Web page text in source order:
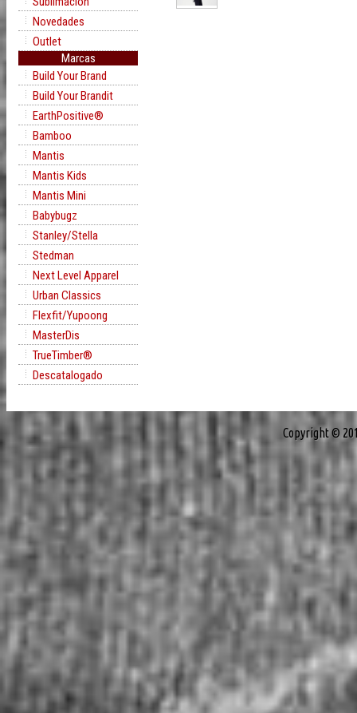
Novedades
Outlet
Marcas
Build Your Brand
Build Your Brandit
EarthPositive®
Bamboo
Mantis
Mantis Kids
Mantis Mini
Babybugz
Stanley/Stella
Stedman
Next Level Apparel
Urban Classics
Flexfit/Yupoong
MasterDis
TrueTimber®
Descatalogado
Copyright ©